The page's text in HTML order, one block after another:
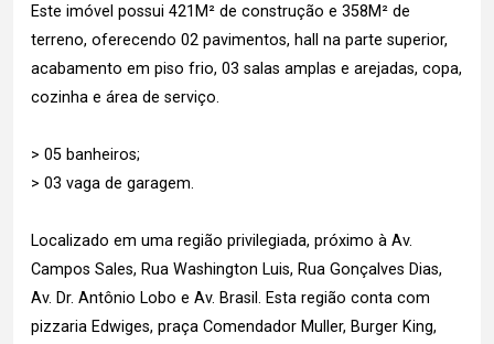
Este imóvel possui 421M² de construção e 358M² de
terreno, oferecendo 02 pavimentos, hall na parte superior,
acabamento em piso frio, 03 salas amplas e arejadas, copa,
cozinha e área de serviço.
> 05 banheiros;
> 03 vaga de garagem.
Localizado em uma região privilegiada, próximo à Av.
Campos Sales, Rua Washington Luis, Rua Gonçalves Dias,
Av. Dr. Antônio Lobo e Av. Brasil. Esta região conta com
pizzaria Edwiges, praça Comendador Muller, Burger King,